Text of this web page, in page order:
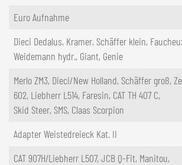
Euro Aufnahme
Dieci Dedalus, Kramer, Schäffer klein,
Weidemann hydr., Giant, Genie
Merlo ZM3, Dieci/New Holland, Schäffer groß,
602, Liebherr L514, Faresin, CAT TH 407 C,
Skid Steer, SMS, Claas Scorpion
Adapter Weistedreieck Kat. II
CAT 907H/Liebherr L507, JCB Q-Fit, Manitou,